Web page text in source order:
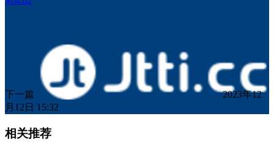
下一篇
2023年12
月12日 15:32
相关推荐